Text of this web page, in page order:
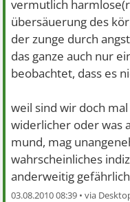
vermutlich
übersäuerung des
der zunge durch
das ganze auch nur
beobachtet, dass es
weil sind wir doch
widerlicher oder was
mund, mag
wahrscheinliches
anderweitig
03.08.2010 08:39 •